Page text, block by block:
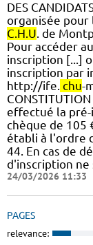
DES
organisée pour
C.H.U. de
Pour accéder
inscription [...]
inscription par
http://ife. chu-
effectué la pré-
chèque de 105
établi à l'ordre
44. En cas de
d'inscription ne
24/03/2026 11:33
PAGES
relevance: